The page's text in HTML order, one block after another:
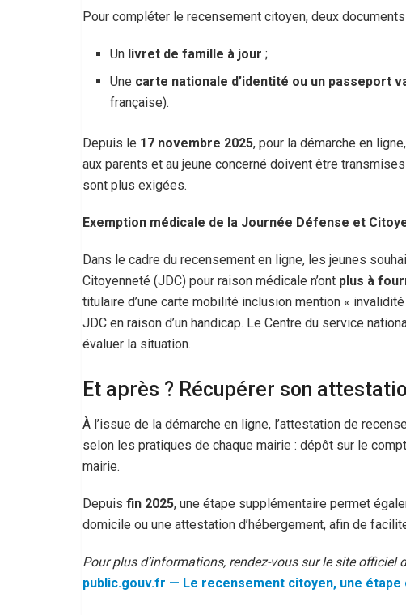
Pour compléter le recensement citoyen, deux
Un livret de famille à jour ;
Une carte nationale d’identité ou un passeport
française).
Depuis le 17 novembre 2025, pour la démarche en
aux parents et au jeune concerné doivent être
sont plus exigées.
Exemption médicale de la Journée Défense et
Dans le cadre du recensement en ligne, les jeunes
Citoyenneté (JDC) pour raison médicale n’ont plus à
titulaire d’une carte mobilité inclusion mention «
JDC en raison d’un handicap. Le Centre du service
évaluer la situation.
Et après ? Récupérer son
À l’issue de la démarche en ligne, l’attestation de
selon les pratiques de chaque mairie : dépôt sur le
mairie.
Depuis fin 2025, une étape supplémentaire permet
domicile ou une attestation d’hébergement, afin de
Pour plus d’informations, rendez-vous sur le site officiel
public.gouv.fr — Le recensement citoyen, une étape